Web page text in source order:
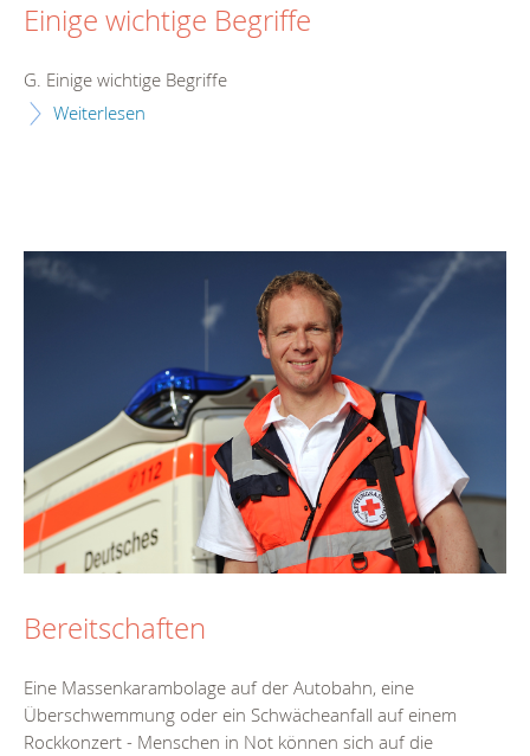
Einige wichtige Begriffe
G. Einige wichtige Begriffe
Weiterlesen
Bereitschaften
Eine Massenkarambolage auf der Autobahn, eine
Überschwemmung oder ein Schwächeanfall auf einem
Rockkonzert - Menschen in Not können sich auf die